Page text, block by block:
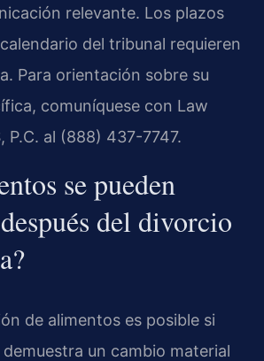
relevante. Los plazos
del tribunal requieren
Para orientación sobre su
comuníquese con Law
P.C. al (888) 437-7747.
se pueden
del divorcio
de alimentos es posible si
un cambio material